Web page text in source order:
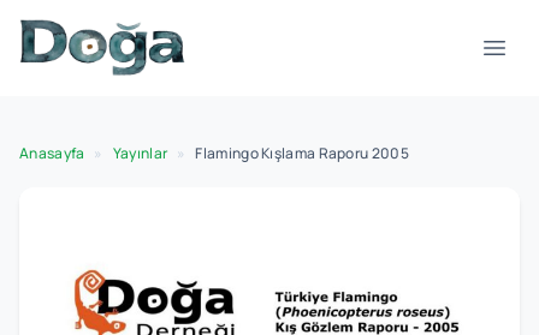
İçeriğe geç
Anasayfa » Yayınlar » Flamingo Kışlama Raporu 2005